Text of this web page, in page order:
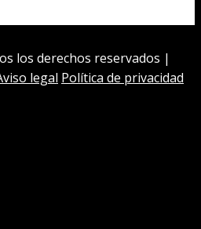
los derechos reservados |
legal Política de privacidad